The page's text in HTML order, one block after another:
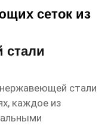
сеток из
стали
стали
каждое из